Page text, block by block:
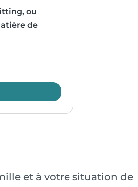
ou
de
et à votre situation de